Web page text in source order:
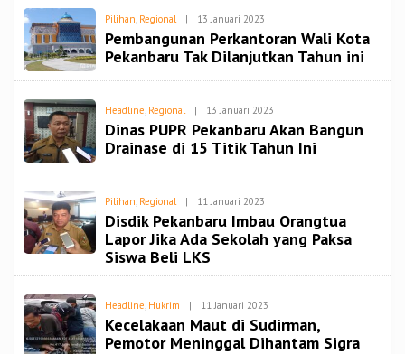
Pilihan Regional | 13 Januari 2023
Pembangunan Perkantoran Wali Kota
Pekanbaru Tak Dilanjutkan Tahun ini
Headline Regional | 13 Januari 2023
Dinas PUPR Pekanbaru Akan Bangun
Drainase di 15 Titik Tahun Ini
Pilihan Regional | 11 Januari 2023
Disdik Pekanbaru Imbau Orangtua
Lapor Jika Ada Sekolah yang Paksa
Siswa Beli LKS
Headline Hukrim | 11 Januari 2023
Kecelakaan Maut di Sudirman,
Pemotor Meninggal Dihantam Sigra